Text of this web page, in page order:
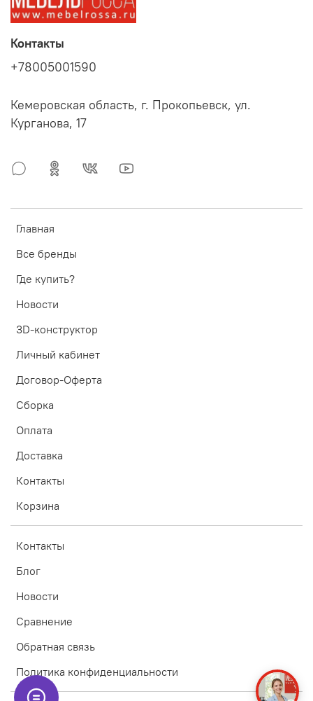
Главная
Все бренды
Где купить?
Новости
3D-конструктор
Личный кабинет
Договор-Оферта
Сборка
Оплата
Доставка
Контакты
Корзина
Контакты
Блог
Новости
Сравнение
Обратная связь
Политика конфиденциальности
Контакты
+78005001590
Кемеровская область, г. Прокопьевск, ул.
Курганова, 17